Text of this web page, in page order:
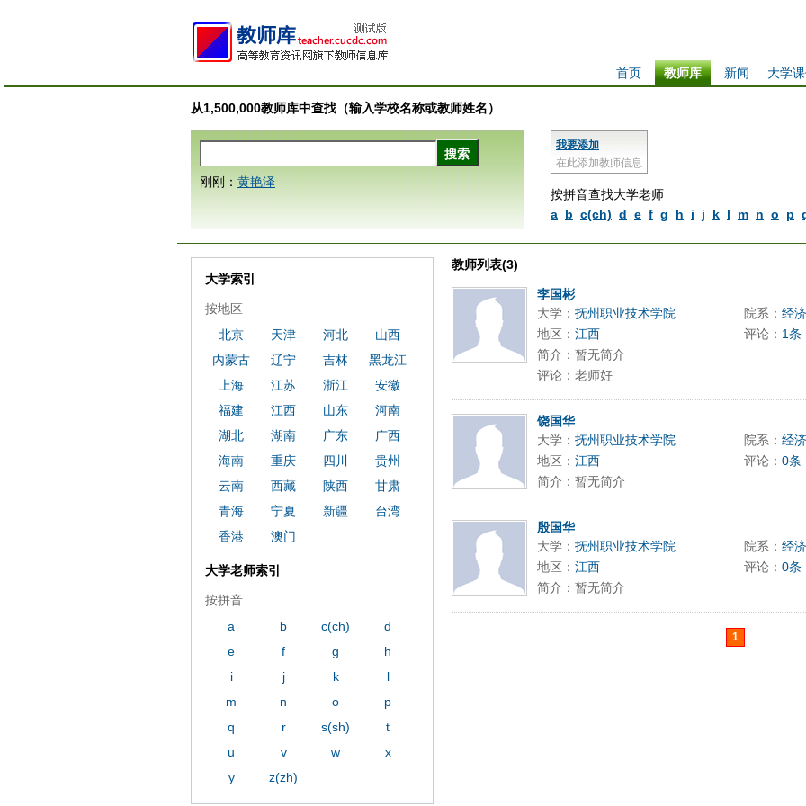
大学
新闻
教师库
首页
从1,500,000教师库中查找（输入学校名称或教师姓名）
我要添加
在此添加教师信息
按拼音查找大学老师
a b c(ch) d e f g h i j k l m n o p
刚刚： 黄艳泽
教师列表(3)
李国彬
大学： 抚州职业技术学院 院系： 经
地区： 江西 评论： 1条
简介：暂无简介
评论：老师好
饶国华
大学： 抚州职业技术学院 院系： 经
地区： 江西 评论： 0条
简介：暂无简介
殷国华
大学： 抚州职业技术学院 院系： 经
地区： 江西 评论： 0条
简介：暂无简介
1
大学索引
按地区
北京
天津 河北
山西
内蒙古
辽宁 吉林
黑龙江
上海
江苏 浙江
安徽
福建
江西 山东
河南
湖北
湖南 广东
广西
海南
重庆 四川
贵州
云南
西藏 陕西
甘肃
青海
宁夏 新疆
台湾
香港
澳门
大学老师索引
按拼音
a
b c(ch)
d
e
f g
h
i
j k
l
m
n o
p
q
r s(sh)
t
u
v w
x
y
z(zh)